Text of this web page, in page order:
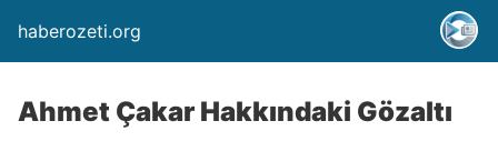
haberozeti.org
Ahmet Çakar Hakkındaki Gözaltı